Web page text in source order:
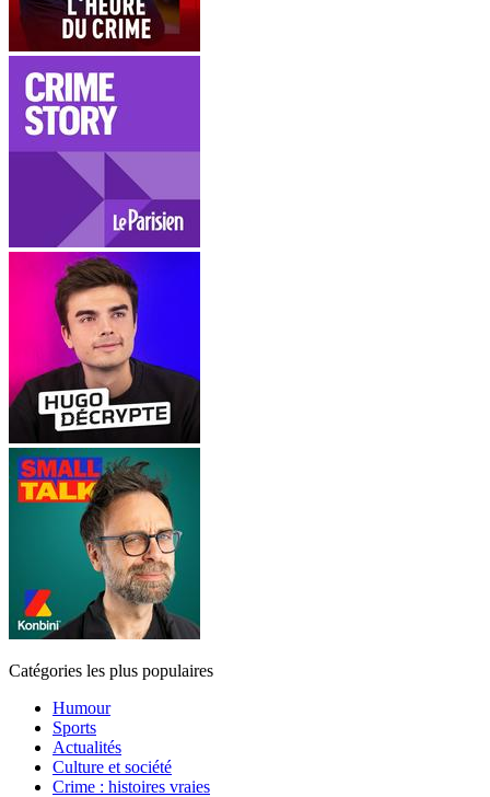
Catégories les plus populaires
Humour
Sports
Actualités
Culture et société
Crime : histoires vraies